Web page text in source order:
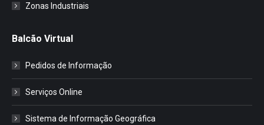
Zonas Industriais
Balcão Virtual
Pedidos de Informação
Serviços Online
Sistema de Informação Geográfica